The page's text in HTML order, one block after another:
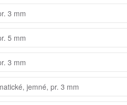
3 mm
5 mm
3 mm
jemné, pr. 3 mm